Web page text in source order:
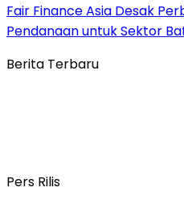
Fair Finance Asia Desak
Pendanaan untuk Sektor
Berita Terbaru
Pers Rilis